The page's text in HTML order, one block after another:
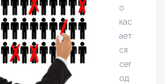
о
кас
ает
ся
сег
од